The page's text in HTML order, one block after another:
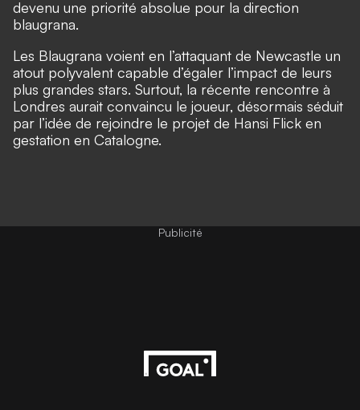
devenu une priorité absolue pour la direction
blaugrana.
Les Blaugrana voient en l’attaquant de Newcastle un
atout polyvalent capable d’égaler l’impact de leurs
plus grandes stars. Surtout, la récente rencontre à
Londres aurait convaincu le joueur, désormais séduit
par l’idée de rejoindre le projet de Hansi Flick en
gestation en Catalogne.
Publicité